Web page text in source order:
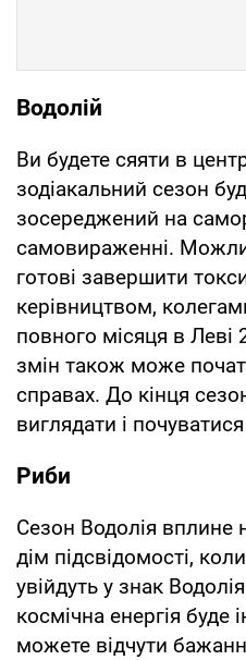
Водолій
Ви будете сяяти в
зодіакальний сезон
зосереджений на
самовираженні.
готові завершити
керівництвом,
повного місяця в Леві
змін також може
справах. До кінця
виглядати і
Риби
Сезон Водолія вплине
дім підсвідомості,
увійдуть у знак
космічна енергія буде
можете відчути